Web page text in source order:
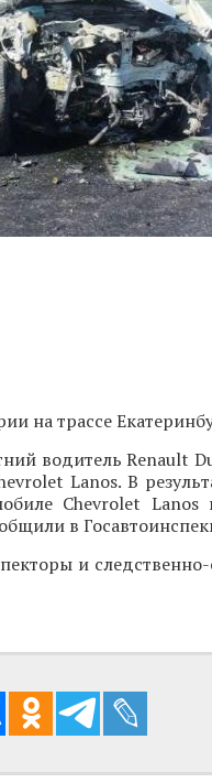
на трассе
водитель Renault
Lanos. В
Chevrolet Lanos
в
и